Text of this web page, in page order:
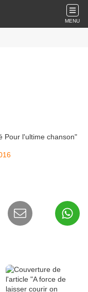
MENU
Pour l'ultime chanson"